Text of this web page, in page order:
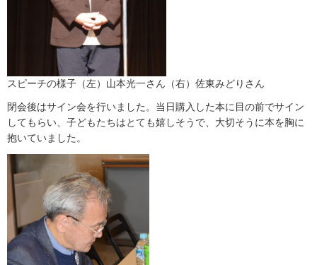
スピーチの様子（左）山本光一さん（右）佐東みどりさん
閉会後はサイン会を行いました。当日購入した本に目の前でサイン
してもらい、子どもたちはとても嬉しそうで、大切そうに本を胸に
抱いていました。